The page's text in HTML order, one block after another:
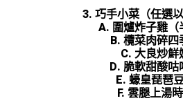
3. 巧手小菜（任選以
A. 圍爐炸子雞（
B. 欖菜肉碎四
C. 大良炒鮮
D. 脆軟甜酸咕
E. 蠔皇琵琶
F. 雲腿上湯